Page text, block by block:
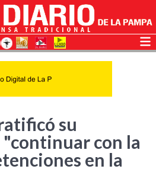
su
con la
en la